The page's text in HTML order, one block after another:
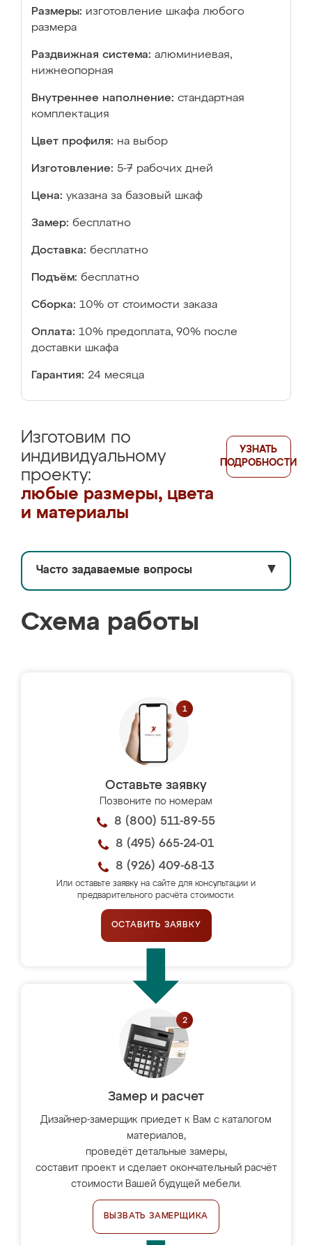
Размеры: изготовление шкафа любого
размера
Раздвижная система: алюминиевая,
нижнеопорная
Внутреннее наполнение: стандартная
комплектация
Цвет профиля: на выбор
Изготовление: 5-7 рабочих дней
Цена: указана за базовый шкаф
Замер: бесплатно
Доставка: бесплатно
Подъём: бесплатно
Сборка: 10% от стоимости заказа
Оплата: 10% предоплата, 90% после
доставки шкафа
Гарантия: 24 месяца
Изготовим по
индивидуальному
проекту:
любые размеры, цвета
и материалы
УЗНАТЬ
ПОДРОБНОСТИ
Часто задаваемые вопросы ▼
Схема работы
Оставьте заявку
Позвоните по номерам
8 (800) 511-89-55
8 (495) 665-24-01
8 (926) 409-68-13
Или оставьте заявку на сайте для консультации и
предварительного расчёта стоимости.
ОСТАВИТЬ ЗАЯВКУ
Замер и расчет
Дизайнер-замерщик приедет к Вам с каталогом
материалов,
проведёт детальные замеры,
составит проект и сделает окончательный расчёт
стоимости Вашей будущей мебели.
ВЫЗВАТЬ ЗАМЕРЩИКА